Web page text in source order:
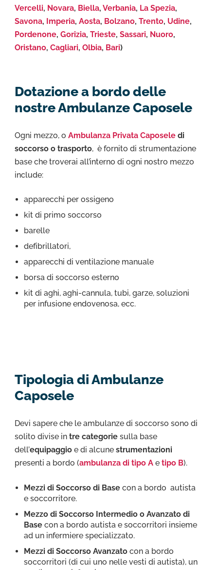
Vercelli, Novara, Biella, Verbania, La Spezia,
Savona, Imperia, Aosta, Bolzano, Trento, Udine,
Pordenone, Gorizia, Trieste, Sassari, Nuoro,
Oristano, Cagliari, Olbia, Bari)
Dotazione a bordo delle
nostre Ambulanze Caposele
Ogni mezzo, o Ambulanza Privata Caposele di
soccorso o trasporto, è fornito di strumentazione
base che troverai all’interno di ogni nostro mezzo
include:
apparecchi per ossigeno
kit di primo soccorso
barelle
defibrillatori,
apparecchi di ventilazione manuale
borsa di soccorso esterno
kit di aghi, aghi-cannula, tubi, garze, soluzioni
per infusione endovenosa, ecc.
Tipologia di Ambulanze
Caposele
Devi sapere che le ambulanze di soccorso sono di
solito divise in tre categorie sulla base
dell’equipaggio e di alcune strumentazioni
presenti a bordo (ambulanza di tipo A e tipo B).
Mezzi di Soccorso di Basecon a bordo autista
e soccorritore.
Mezzo di Soccorso Intermedio o Avanzato di
Basecon a bordo autista e soccorritori insieme
ad un infermiere specializzato.
Mezzi di Soccorso Avanzatocon a bordo
soccorritori (di cui uno nelle vesti di autista), un